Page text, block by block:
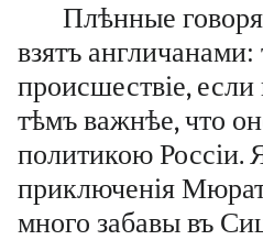
Плѣнные
взятъ англичанами:
происшествіе, если
тѣмъ важнѣе, что
политикою Россіи.
приключенія
много забавы въ